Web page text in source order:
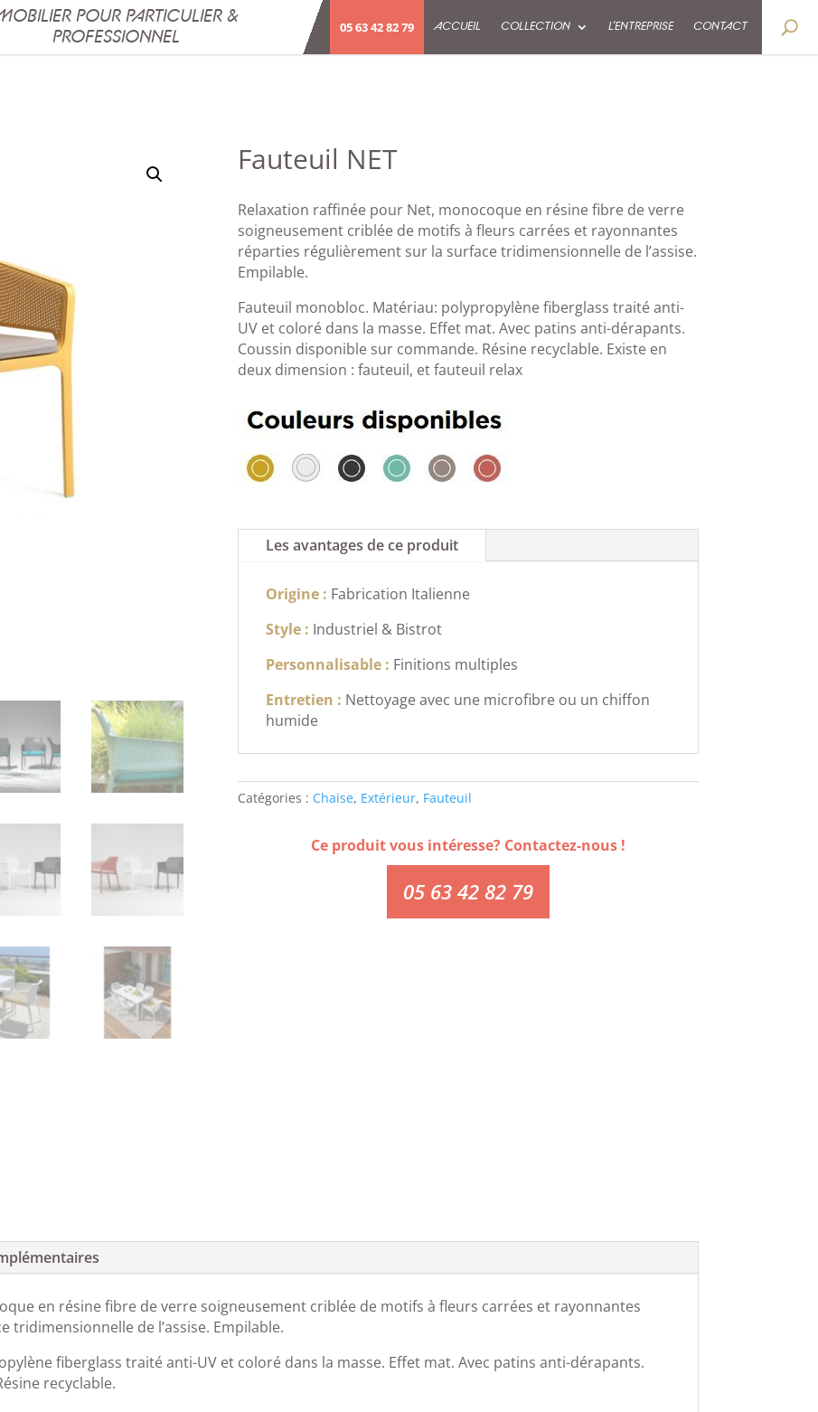
POUR PARTICULIER &
PROFESSIONNEL
05 63 42 82 79 ACCUEIL COLLECTION L’ENTREPRISE CONTACT
Fauteuil NET
Relaxation raffinée pour Net, monocoque en résine fibre de verre
soigneusement criblée de motifs à fleurs carrées et rayonnantes
réparties régulièrement sur la surface tridimensionnelle de l’assise.
Empilable.
Fauteuil monobloc. Matériau: polypropylène fiberglass traité anti-
UV et coloré dans la masse. Effet mat. Avec patins anti-dérapants.
Coussin disponible sur commande. Résine recyclable. Existe en
deux dimension : fauteuil, et fauteuil relax
Les avantages de ce produit
Origine : Fabrication Italienne
Style : Industriel & Bistrot
Personnalisable : Finitions multiples
Entretien : Nettoyage avec une microfibre ou un chiffon
humide
Catégories : Chaise, Extérieur, Fauteuil
Ce produit vous intéresse? Contactez-nous !
05 63 42 82 79
en résine fibre de verre soigneusement criblée de motifs à fleurs carrées et rayonnantes
de l’assise. Empilable.
fiberglass traité anti-UV et coloré dans la masse. Effet mat. Avec patins anti-dérapants.
recyclable.